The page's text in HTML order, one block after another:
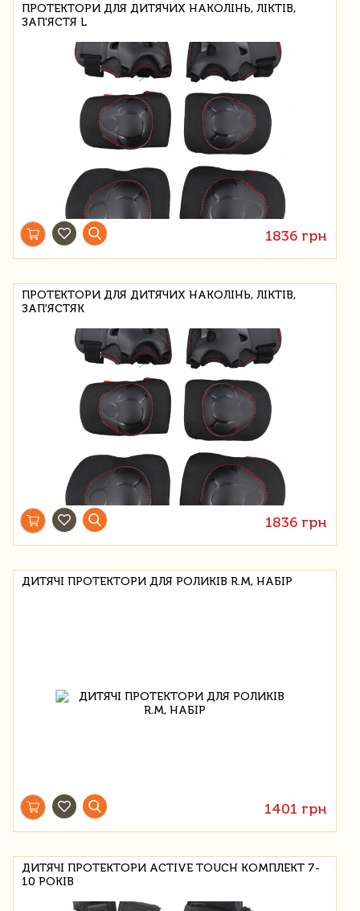
ПРОТЕКТОРИ ДЛЯ ДИТЯЧИХ НАКОЛІНЬ, ЛІКТІВ,
ЗАП'ЯСТЯ L
1836 грн
ПРОТЕКТОРИ ДЛЯ ДИТЯЧИХ НАКОЛІНЬ, ЛІКТІВ,
ЗАП'ЯСТЯК
1836 грн
ДИТЯЧІ ПРОТЕКТОРИ ДЛЯ РОЛИКІВ R.M, НАБІР
1401 грн
ДИТЯЧІ ПРОТЕКТОРИ ACTIVE TOUCH КОМПЛЕКТ 7-
10 РОКІВ